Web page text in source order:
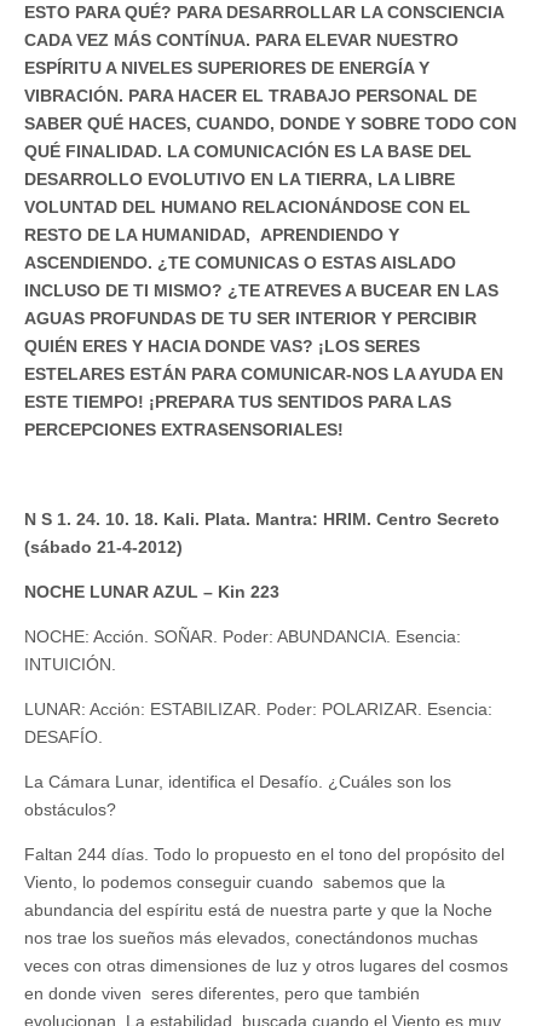
ESTO PARA QUÉ? PARA DESARROLLAR LA CONSCIENCIA
CADA VEZ MÁS CONTÍNUA. PARA ELEVAR NUESTRO
ESPÍRITU A NIVELES SUPERIORES DE ENERGÍA Y
VIBRACIÓN. PARA HACER EL TRABAJO PERSONAL DE
SABER QUÉ HACES, CUANDO, DONDE Y SOBRE TODO CON
QUÉ FINALIDAD. LA COMUNICACIÓN ES LA BASE DEL
DESARROLLO EVOLUTIVO EN LA TIERRA, LA LIBRE
VOLUNTAD DEL HUMANO RELACIONÁNDOSE CON EL
RESTO DE LA HUMANIDAD, APRENDIENDO Y
ASCENDIENDO. ¿TE COMUNICAS O ESTAS AISLADO
INCLUSO DE TI MISMO? ¿TE ATREVES A BUCEAR EN LAS
AGUAS PROFUNDAS DE TU SER INTERIOR Y PERCIBIR
QUIÉN ERES Y HACIA DONDE VAS? ¡LOS SERES
ESTELARES ESTÁN PARA COMUNICAR-NOS LA AYUDA EN
ESTE TIEMPO! ¡PREPARA TUS SENTIDOS PARA LAS
PERCEPCIONES EXTRASENSORIALES!
N S 1. 24. 10. 18. Kali. Plata. Mantra: HRIM. Centro Secreto
(sábado 21-4-2012)
NOCHE LUNAR AZUL – Kin 223
NOCHE: Acción. SOÑAR. Poder: ABUNDANCIA. Esencia:
INTUICIÓN.
LUNAR: Acción: ESTABILIZAR. Poder: POLARIZAR. Esencia:
DESAFÍO.
La Cámara Lunar, identifica el Desafío. ¿Cuáles son los
obstáculos?
Faltan 244 días. Todo lo propuesto en el tono del propósito del
Viento, lo podemos conseguir cuando sabemos que la
abundancia del espíritu está de nuestra parte y que la Noche
nos trae los sueños más elevados, conectándonos muchas
veces con otras dimensiones de luz y otros lugares del cosmos
en donde viven seres diferentes, pero que también
evolucionan. La estabilidad, buscada cuando el Viento es muy